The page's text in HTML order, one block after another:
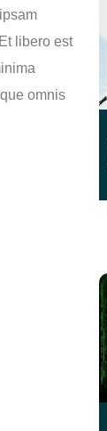
libero est
omnis